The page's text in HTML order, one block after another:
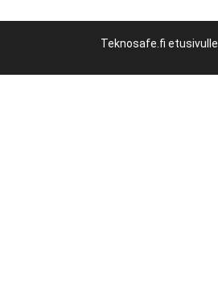
Teknosafe.fi etusivulle